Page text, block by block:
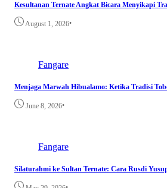
Kesultanan Ternate Angkat Bicara Menyikapi
August 1, 2026•
Fangare
Menjaga Marwah Hibualamo: Ketika Tradisi
June 8, 2026•
Fangare
Silaturahmi ke Sultan Ternate: Cara Rusdi